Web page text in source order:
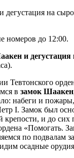
на
номеров до 12:00.
и дегустация
Тевтонского
в замок Шаакен
набеги и
I. Замок был
крепости, и до сих
«Помогать.
по подвалам
осадные